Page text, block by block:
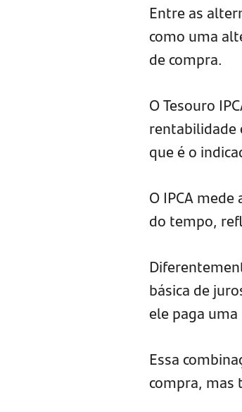
Entre as
como uma
de compra.
O Tesouro
rentabilidade
que é o
O IPCA
do tempo,
básica de
ele paga uma
Essa
compra, mas